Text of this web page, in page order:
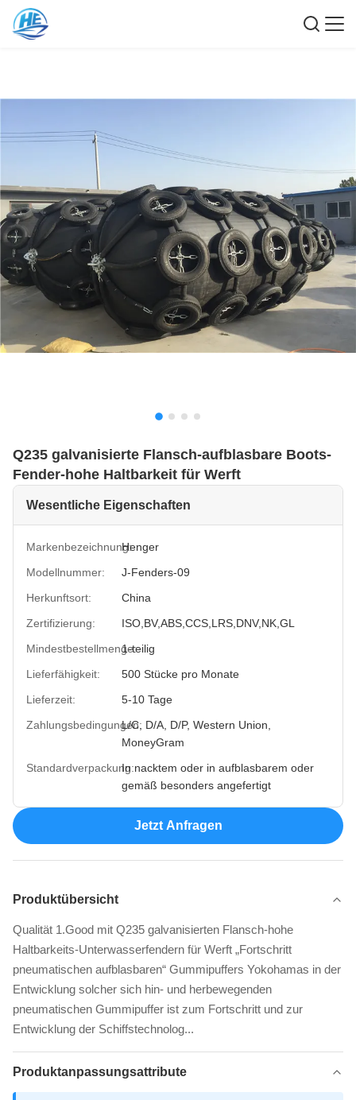
Q235 galvanisierte Flansch-aufblasbare Boots-
Fender-hohe Haltbarkeit für Werft
Wesentliche Eigenschaften
Markenbezeichnung:Henger
Modellnummer:
J-Fenders-09
Herkunftsort:
China
Zertifizierung:
ISO,BV,ABS,CCS,LRS,DNV,NK,GL
Mindestbestellmenge:1-teilig
Lieferfähigkeit:
500 Stücke pro Monate
Lieferzeit:
5-10 Tage
Zahlungsbedingungen:L/C, D/A, D/P, Western Union,
MoneyGram
Standardverpackung:In nacktem oder in aufblasbarem oder
gemäß besonders angefertigt
Jetzt Anfragen
Produktübersicht
Qualität 1.Good mit Q235 galvanisierten Flansch-hohe
Haltbarkeits-Unterwasserfendern für Werft „Fortschritt
pneumatischen aufblasbaren“ Gummipuffers Yokohamas in der
Entwicklung solcher sich hin- und herbewegenden
pneumatischen Gummipuffer ist zum Fortschritt und zur
Entwicklung der Schiffstechnolog...
Produktanpassungsattribute